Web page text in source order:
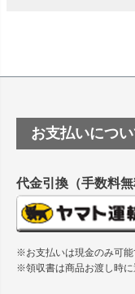
塩ビのロール紙
つや消し半透明
縦420mm×横
お支払いにつ
代金引換（手数料無
※お支払いは現金のみ可能
※領収書は商品お渡し時